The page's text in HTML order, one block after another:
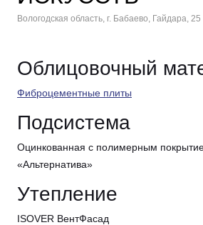
Вологодская область, г. Бабаево, Гайдара, 25
Облицовочный
Фиброцементные плиты
Подсистема
Оцинкованная с полимерным
«Альтернатива»
Утепление
ISOVER ВентФасад